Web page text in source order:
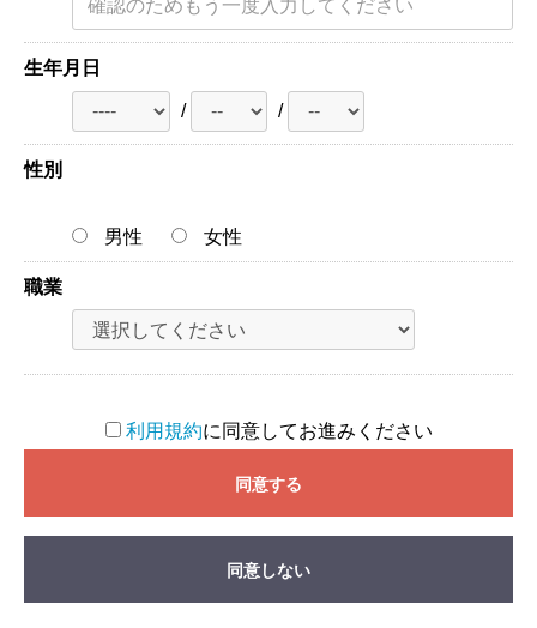
生年月日
/ /
性別
男性 女性
職業
利用規約に同意してお進みください
同意する
同意しない